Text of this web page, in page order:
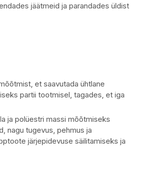
jäätmeid ja parandades üldist
et saavutada ühtlane
partii tootmisel, tagades, et iga
ja polüestri massi mõõtmiseks
nagu tugevus, pehmus ja
järjepidevuse säilitamiseks ja